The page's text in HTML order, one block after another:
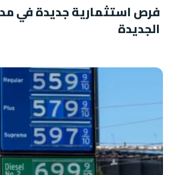
فرص استثمارية جديدة في
الجديدة